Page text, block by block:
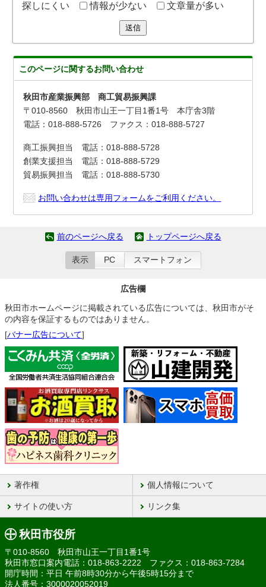
探しにくい
情報が少ない 文章量が多い
送信
このページに関するお問い合わせ
秋田市産業振興部 商工貿易振興課
〒010-8560 秋田市山王一丁目1番1号 本庁舎3階
電話：018-888-5726 ファクス：018-888-5727
商工振興担当 電話：018-888-5728
創業支援担当 電話：018-888-5729
貿易振興担当 電話：018-888-5730
お問い合わせは専用フォームをご利用ください。
前のページへ戻る トップページへ戻る
表示 PC スマートフォン
広告欄
秋田市ホームページに掲載されている広告については、秋田市がそ
の内容を保証するものではありません。
[バナー広告について]
著作権 個人情報について
サイトの使い方 リンク集
秋田市役所
〒010-8560 秋田市山王一丁目1番1号
秋田市窓口案内電話：018-863-2222 ファクス：018-863-7284
開庁時間：平日 午前8時30分から午後5時15分まで
法人番号：3000020052019